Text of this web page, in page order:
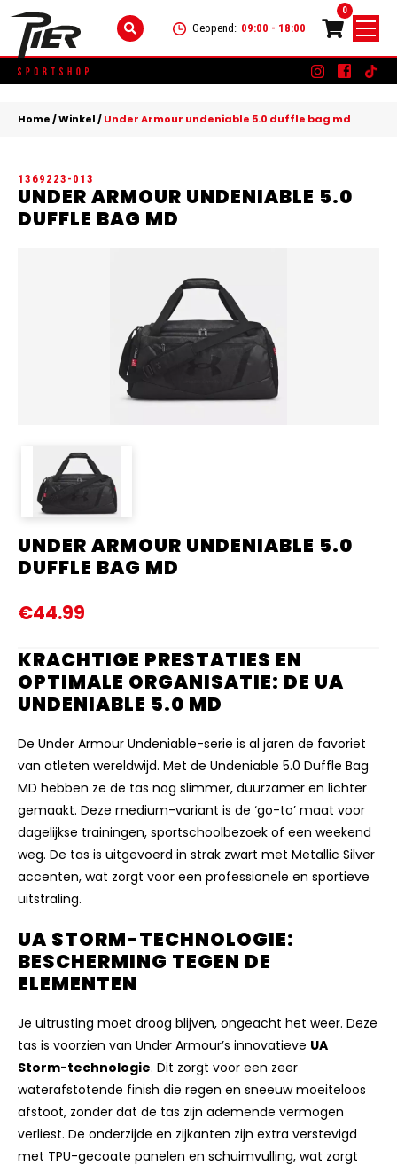
Geopend: 09:00 - 18:00
0
Skip
to
SCHOENEN
ACCESSOIRES
KLEDING
SCHOENEN
KINDEREN
KLEDING
+
Home/Winkel/Under Armour undeniable 5.0 duffle bag md
1369223-013
UNDER ARMOUR UNDENIABLE 5.0
DUFFLE BAG MD
UNDER ARMOUR UNDENIABLE 5.0
DUFFLE BAG MD
€44.99
KRACHTIGE PRESTATIES EN
OPTIMALE ORGANISATIE: DE UA
UNDENIABLE 5.0 MD
De Under Armour Undeniable-serie is al jaren de favoriet
van atleten wereldwijd. Met de Undeniable 5.0 Duffle Bag
MD hebben ze de tas nog slimmer, duurzamer en lichter
gemaakt. Deze medium-variant is de ‘go-to’ maat voor
dagelijkse trainingen, sportschoolbezoek of een weekend
weg. De tas is uitgevoerd in strak zwart met Metallic Silver
accenten, wat zorgt voor een professionele en sportieve
uitstraling.
UA STORM-TECHNOLOGIE:
BESCHERMING TEGEN DE
ELEMENTEN
Je uitrusting moet droog blijven, ongeacht het weer. Deze
tas is voorzien van Under Armour’s innovatieve UA
Storm-technologie. Dit zorgt voor een zeer
waterafstotende finish die regen en sneeuw moeiteloos
afstoot, zonder dat de tas zijn ademende vermogen
verliest. De onderzijde en zijkanten zijn extra verstevigd
met TPU-gecoate panelen en schuimvulling, wat zorgt